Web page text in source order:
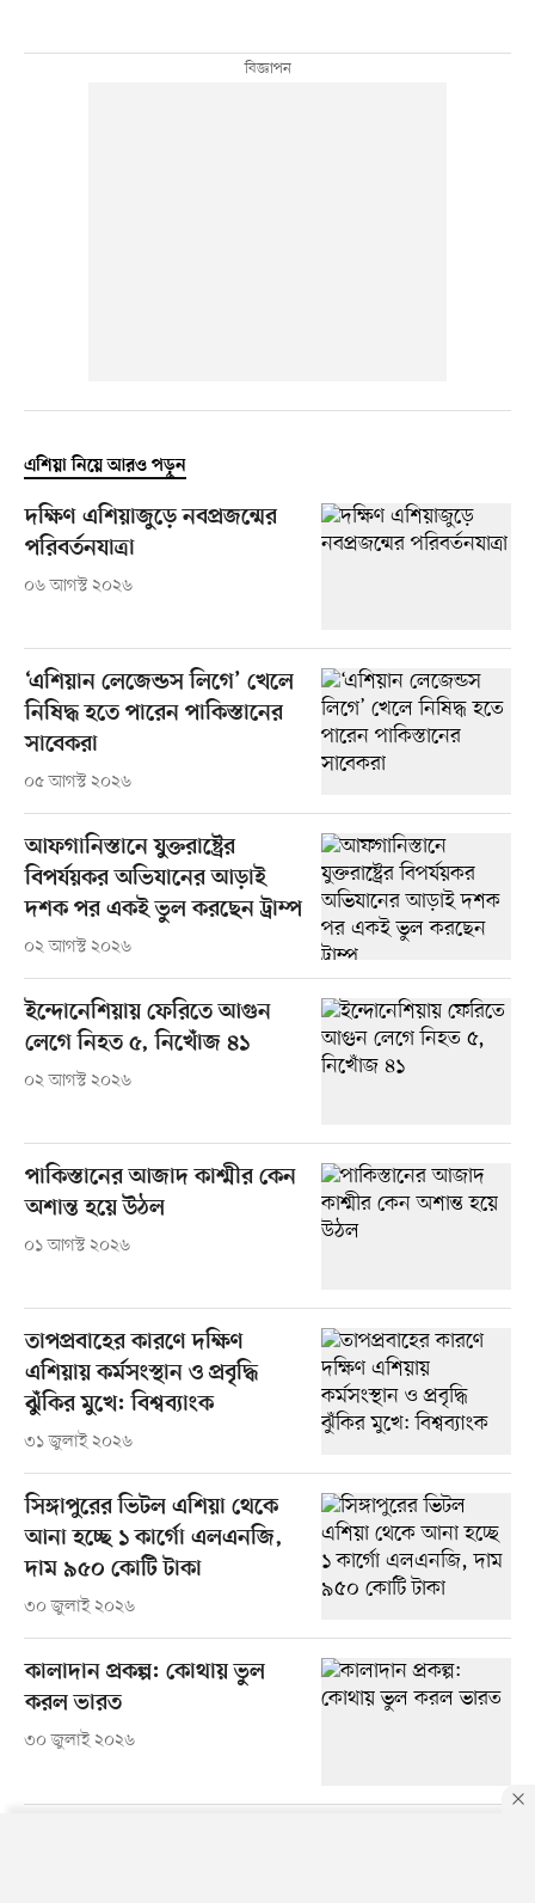
এশিয়া নিয়ে আরও পড়ুন
দক্ষিণ এশিয়াজুড়ে নবপ্রজন্মের
পরিবর্তনযাত্রা
০৬ আগস্ট ২০২৬
‘এশিয়ান লেজেন্ডস লিগে’ খেলে
নিষিদ্ধ হতে পারেন পাকিস্তানের
সাবেকরা
০৫ আগস্ট ২০২৬
আফগানিস্তানে যুক্তরাষ্ট্রের
বিপর্যয়কর অভিযানের আড়াই
দশক পর একই ভুল করছেন ট্রাম্প
০২ আগস্ট ২০২৬
ইন্দোনেশিয়ায় ফেরিতে আগুন
লেগে নিহত ৫, নিখোঁজ ৪১
০২ আগস্ট ২০২৬
পাকিস্তানের আজাদ কাশ্মীর কেন
অশান্ত হয়ে উঠল
০১ আগস্ট ২০২৬
তাপপ্রবাহের কারণে দক্ষিণ
এশিয়ায় কর্মসংস্থান ও প্রবৃদ্ধি
ঝুঁকির মুখে: বিশ্বব্যাংক
৩১ জুলাই ২০২৬
সিঙ্গাপুরের ভিটল এশিয়া থেকে
আনা হচ্ছে ১ কার্গো এলএনজি,
দাম ৯৫০ কোটি টাকা
৩০ জুলাই ২০২৬
কালাদান প্রকল্প: কোথায় ভুল
করল ভারত
৩০ জুলাই ২০২৬